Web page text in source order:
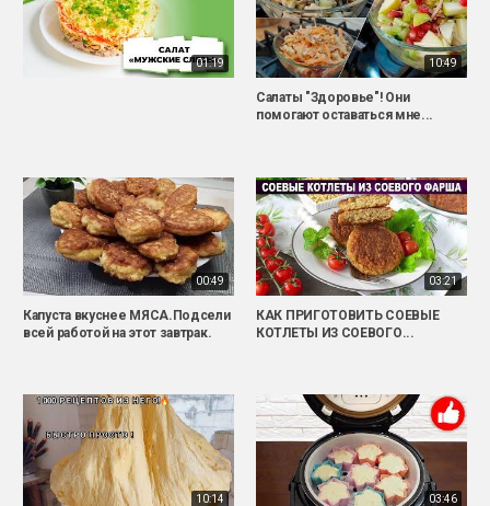
01:19 10:49
Салаты "Здоровье"! Они
помогают оставаться мне...
00:49
Капуста вкуснее МЯСА.Подсели
всей работой на этот завтрак.
03:21
КАК ПРИГОТОВИТЬ СОЕВЫЕ
КОТЛЕТЫ ИЗ СОЕВОГО...
10:14 03:46